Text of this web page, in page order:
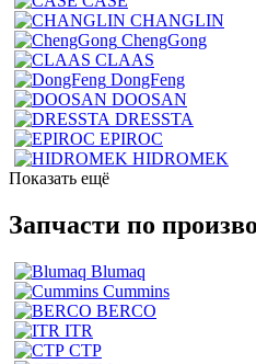
CHANGLIN
ChengGong
CLAAS
DongFeng
DOOSAN
DRESSTA
EPIROC
HIDROMEK
Показать ещё
Запчасти по
Blumaq
Cummins
BERCO
ITR
CTP